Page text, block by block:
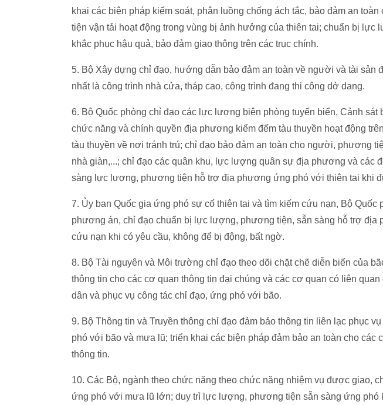
khai các biện pháp kiểm soát, phân luồng chống ách tắc, bảo đảm an
tiện vận tải hoạt động trong vùng bị ảnh hưởng của thiên tai; chuẩn bị lực
khắc phục hậu quả, bảo đảm giao thông trên các trục chính.
5. Bộ Xây dựng chỉ đạo, hướng dẫn bảo đảm an toàn về người và tài sản
nhất là công trình nhà cửa, tháp cao, công trình đang thi công dở dang.
6. Bộ Quốc phòng chỉ đạo các lực lượng biên phòng tuyến biển, Cảnh
chức năng và chính quyền địa phương kiểm đếm tàu thuyền hoạt động
tàu thuyền về nơi tránh trú; chỉ đạo bảo đảm an toàn cho người, phương
nhà giàn,...; chỉ đạo các quân khu, lực lượng quân sự địa phương và các
sàng lực lượng, phương tiện hỗ trợ địa phương ứng phó với thiên tai khi
7. Ủy ban Quốc gia ứng phó sự cố thiên tai và tìm kiếm cứu nạn, Bộ Quốc
phương án, chỉ đạo chuẩn bị lực lượng, phương tiện, sẵn sàng hỗ trợ địa
cứu nạn khi có yêu cầu, không để bị động, bất ngờ.
8. Bộ Tài nguyên và Môi trường chỉ đạo theo dõi chặt chẽ diễn biến của
thông tin cho các cơ quan thông tin đại chúng và các cơ quan có liên
dân và phục vụ công tác chỉ đạo, ứng phó với bão.
9. Bộ Thông tin và Truyền thông chỉ đạo đảm bảo thông tin liên lạc phục
phó với bão và mưa lũ; triển khai các biện pháp đảm bảo an toàn cho các
thông tin.
10. Các Bộ, ngành theo chức năng theo chức năng nhiệm vụ được giao,
ứng phó với mưa lũ lớn; duy trì lực lượng, phương tiện sẵn sàng ứng phó